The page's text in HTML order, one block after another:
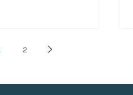
2